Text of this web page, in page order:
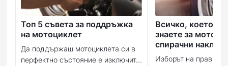
Топ 5 съвета за поддръжка
на мотоциклет
Да поддържаш мотоциклета си в
перфектно състояние е изключит...
Всичко, което
знаете за
спирачни
Изборът на